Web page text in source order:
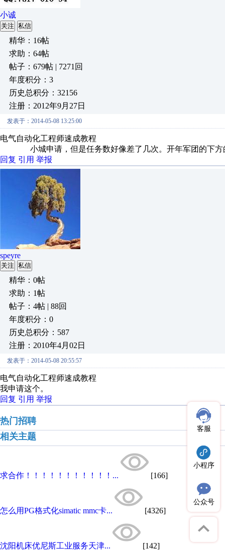
小诚
关注 私信
精华：16帖
求助：64帖
帖子：679帖 | 7271回
年度积分：3
历史总积分：32156
注册：2012年9月27日
发表于：2014-05-08 13:25:00
电气自动化工程师速成教程
小城申请，但是任务数好像差了几次。开年军团的下方的
回复 引用 举报
speyre
关注 私信
精华：0帖
求助：1帖
帖子：4帖 | 88回
年度积分：0
历史总积分：587
注册：2010年4月02日
发表于：2014-05-08 20:55:57
电气自动化工程师速成教程
我申请这个。
回复 引用 举报
热门招聘
相关主题
求合作！！！！！！！！！！！... [166]
怎么用PG格式化simatic mmc卡... [4326]
沈阳机床优尼斯工业服务天津... [142]
客服
小程序
公众号